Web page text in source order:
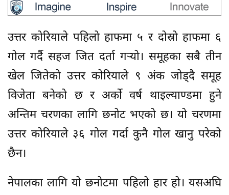
उत्तर कोरियाले पहिलो हाफमा ५ र दोस्रो हाफमा ६
गोल गर्दै सहज जित दर्ता गर्‍यो। समूहका सबै तीन
खेल जितेको उत्तर कोरियाले ९ अंक जोड्दै समूह
विजेता बनेको छ र अर्को वर्ष थाइल्याण्डमा हुने
अन्तिम चरणका लागि छनोट भएको छ। यो चरणमा
उत्तर कोरियाले ३६ गोल गर्दा कुनै गोल खानु परेको
छैन।
नेपालका लागि यो छनोटमा पहिलो हार हो। यसअघि